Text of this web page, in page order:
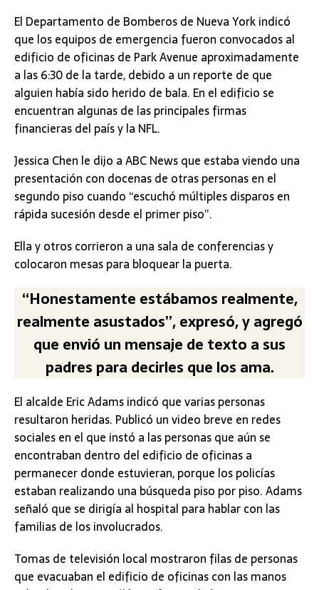
El Departamento de Bomberos de Nueva York indicó
que los equipos de emergencia fueron convocados al
edificio de oficinas de Park Avenue aproximadamente
a las 6:30 de la tarde, debido a un reporte de que
alguien había sido herido de bala. En el edificio se
encuentran algunas de las principales firmas
financieras del país y la NFL.
Jessica Chen le dijo a ABC News que estaba viendo una
presentación con docenas de otras personas en el
segundo piso cuando “escuchó múltiples disparos en
rápida sucesión desde el primer piso”.
Ella y otros corrieron a una sala de conferencias y
colocaron mesas para bloquear la puerta.
“Honestamente estábamos realmente,
realmente asustados”, expresó, y agregó
que envió un mensaje de texto a sus
padres para decirles que los ama.
El alcalde Eric Adams indicó que varias personas
resultaron heridas. Publicó un video breve en redes
sociales en el que instó a las personas que aún se
encontraban dentro del edificio de oficinas a
permanecer donde estuvieran, porque los policías
estaban realizando una búsqueda piso por piso. Adams
señaló que se dirigía al hospital para hablar con las
familias de los involucrados.
Tomas de televisión local mostraron filas de personas
que evacuaban el edificio de oficinas con las manos